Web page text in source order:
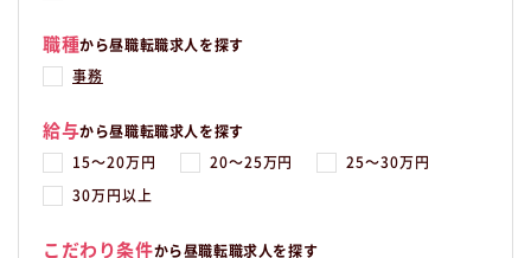
職種から昼職転職求人を探す
事務
給与から昼職転職求人を探す
15〜20万円 20〜25万円 25〜30万円
30万円以上
こだわり条件から昼職転職求人を探す